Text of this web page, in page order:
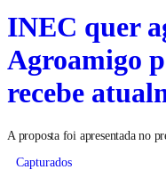
INEC quer
Agroamigo
recebe
A proposta foi apresentada no
Capturados